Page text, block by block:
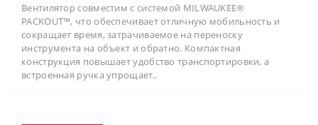
Вентилятор совместим с системой MILWAUKEE®
PACKOUT™, что обеспечивает отличную мобильность и
сокращает время, затрачиваемое на переноску
инструмента на объект и обратно. Компактная
конструкция повышает удобство транспортировки, а
встроенная ручка упрощает..